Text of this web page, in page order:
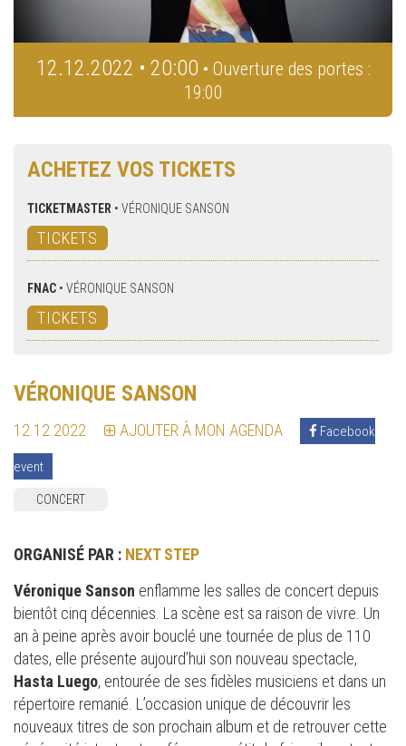
12.12.2022 • 20:00 • Ouverture des portes :
19:00
ACHETEZ VOS TICKETS
TICKETMASTER • VÉRONIQUE SANSON
TICKETS
FNAC • VÉRONIQUE SANSON
TICKETS
VÉRONIQUE SANSON
12.12.2022 AJOUTER À MON AGENDA Facebook
event
CONCERT
ORGANISÉ PAR : NEXT STEP
Véronique Sanson enflamme les salles de concert depuis
bientôt cinq décennies. La scène est sa raison de vivre. Un
an à peine après avoir bouclé une tournée de plus de 110
dates, elle présente aujourd’hui son nouveau spectacle,
Hasta Luego, entourée de ses fidèles musiciens et dans un
répertoire remanié. L’occasion unique de découvrir les
nouveaux titres de son prochain album et de retrouver cette